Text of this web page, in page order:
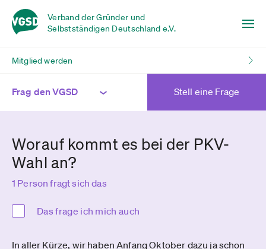
Verband der Gründer und
Selbstständigen Deutschland e.V.
Mitglied werden
Frag den VGSD Stell eine Frage
Worauf kommt es bei der PKV-
Wahl an?
1 Person fragt sich das
Das frage ich mich auch
In aller Kürze, wir haben Anfang Oktober dazu ja schon